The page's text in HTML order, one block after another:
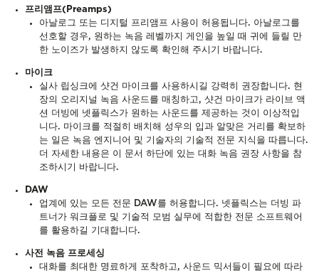
프리앰프(Preamps)
아날로그 또는 디지털 프리앰프 사용이 허용됩니다. 아날로그를
선호할 경우, 원하는 녹음 레벨까지 게인을 높일 때 귀에 들릴 만
한 노이즈가 발생하지 않도록 확인해 주시기 바랍니다.
마이크
실사 립싱크에 샷건 마이크를 사용하시길 강력히 권장합니다. 현
장의 오리지널 녹음 사운드를 매칭하고, 샷건 마이크가 라이브 액
션 더빙에 넷플릭스가 원하는 사운드를 제공하는 것이 이상적입
니다. 마이크를 적절히 배치해 성우의 입과 알맞은 거리를 확보하
는 일은 녹음 엔지니어 및 기술자의 기술적 전문 지식을 따릅니다.
더 자세한 내용은 이 문서 하단에 있는 대화 녹음 권장 사항을 참
조하시기 바랍니다.
DAW
업계에 있는 모든 전문 DAW를 허용합니다. 넷플릭스는 더빙 파
트너가 워크플로 및 기술적 모범 실무에 적합한 전문 소프트웨어
를 활용하길 기대합니다.
사전 녹음 프로세싱
대화를 최대한 명료하게 포착하고, 사운드 믹서들이 필요에 따라